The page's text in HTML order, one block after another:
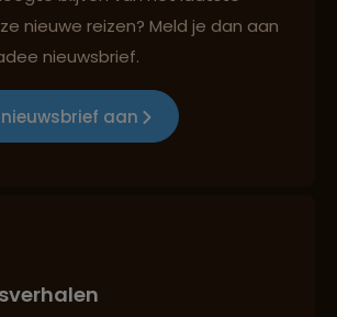
mét indivuele vrijheid
reisroutes
nieuwe reizen? Meld je dan aan
nieuwsbrief.
aan